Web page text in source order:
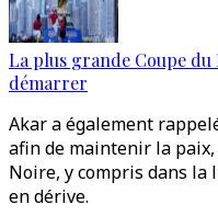
La plus grande Coupe du
démarrer
Akar a également
afin de maintenir la
Noire, y compris dans
en dérive.